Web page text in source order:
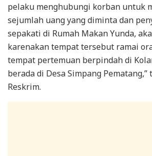
pelaku menghubungi korban untuk
sejumlah uang yang diminta dan
sepakati di Rumah Makan Yunda,
karenakan tempat tersebut ramai
tempat pertemuan berpindah di
berada di Desa Simpang Pematang,”
Reskrim.